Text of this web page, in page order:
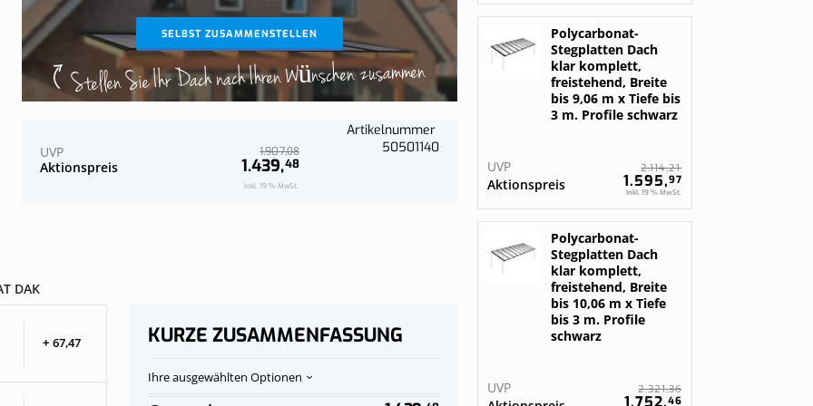
Bestelle jetzt
Komplettes Dach an der Wand
SELBST ZUSAMMENSTELLEN
Stellen Sie Ihr Dach nach Ihren Wünschen zusammen
Aktionspreis 1.439,48
UVP 1.907,08
Inkl. 19 % MwSt.
Artikelnummer
50501140
DAK
+ 67,47 KURZE ZUSAMMENFASSUNG
Ihre ausgewählten Optionen
Polycarbonat-
Auf
Polycarbonat-
Stegplatten Dach
klar komplett,
freistehend, Breite
bis 9,06 m x Tiefe bis
3 m. Profile schwarz
Aktionspreis 1.595,97
UVP 2.114,21
Inkl. 19 % MwSt.
Polycarbonat-
Stegplatten Dach
klar komplett,
freistehend, Breite
bis 10,06 m x Tiefe
bis 3 m. Profile
schwarz
1.752,46
UVP 2.321,36